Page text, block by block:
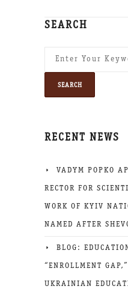
SEARCH
RECENT NEWS
VADYM POPKO
RECTOR FOR
WORK OF KYIV
NAMED AFTER
BLOG:
“ENROLLMENT
UKRAINIAN